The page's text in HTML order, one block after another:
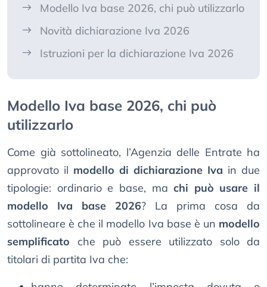
Modello Iva base 2026, chi può utilizzarlo
Novità dichiarazione Iva 2026
Istruzioni per la dichiarazione Iva 2026
Modello Iva base 2026, chi può
utilizzarlo
Come già sottolineato, l’Agenzia delle Entrate ha
approvato il modello di dichiarazione Iva in due
tipologie: ordinario e base, machi può usare il
modello Iva base 2026? La prima cosa da
sottolineare è che il modello Iva base è un modello
semplificato che può essere utilizzato solo da
titolari di partita Iva che: